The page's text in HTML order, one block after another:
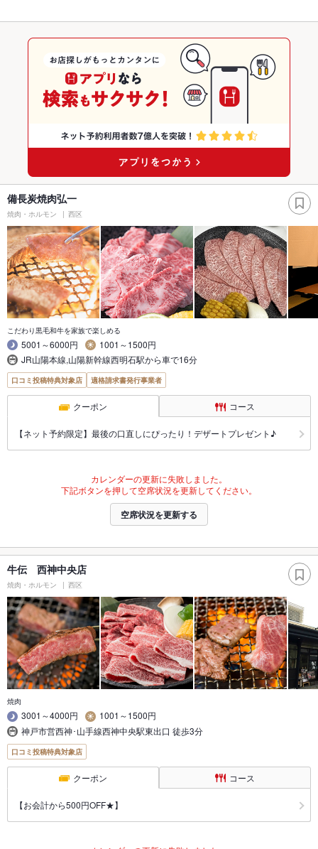
備長炭焼肉弘一
焼肉・ホルモン 西区
こだわり黒毛和牛を家族で楽しめる
5001～6000円
1001～1500円
JR山陽本線,山陽新幹線西明石駅から車で16分
口コミ投稿特典対象店 適格請求書発行事業者
クーポン コース
【ネット予約限定】最後の口直しにぴったり！デザートプレゼント♪
カレンダーの更新に失敗しました。
下記ボタンを押して空席状況を更新してください。
空席状況を更新する
牛伝 西神中央店
焼肉・ホルモン 西区
焼肉
3001～4000円
1001～1500円
神戸市営西神･山手線西神中央駅東出口 徒歩3分
口コミ投稿特典対象店
クーポン コース
【お会計から500円OFF★】